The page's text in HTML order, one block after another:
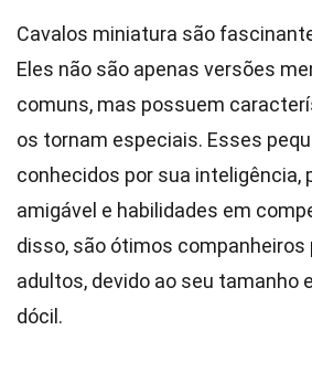
Cavalos miniatura são
Eles não são apenas versões
comuns, mas possuem
os tornam especiais. Esses
conhecidos por sua inteligência,
amigável e habilidades em
disso, são ótimos companheiros
adultos, devido ao seu tamanho
dócil.